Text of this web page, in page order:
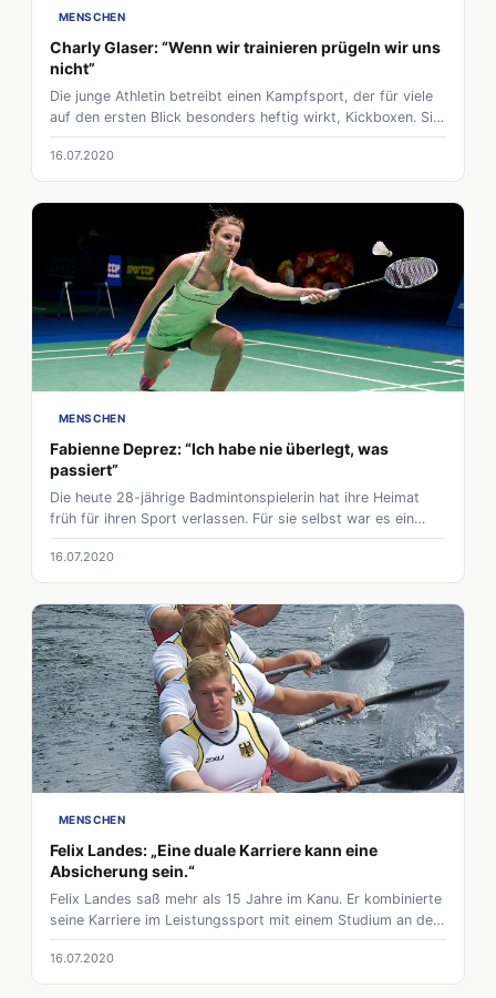
MENSCHEN
Charly Glaser: “Wenn wir trainieren prügeln wir uns
nicht”
Die junge Athletin betreibt einen Kampfsport, der für viele
auf den ersten Blick besonders heftig wirkt, Kickboxen. Sie
ist Teil der World Kickboxing and Karate Union und Trägerin
des Europameistertitels. Kampfsport mit Gewalt in
Verbindung zu bringen findet sie nicht richtig
16.07.2020
MENSCHEN
Fabienne Deprez: “Ich habe nie überlegt, was
passiert”
Die heute 28-jährige Badmintonspielerin hat ihre Heimat
früh für ihren Sport verlassen. Für sie selbst war es ein
großer Schritt, der neue Herausforderungen mit sich
brachte. Bis heute hat sich ihre Sicht auf sich selbst als
Sportlerin und ihren Kindheitstraum gewandelt.
16.07.2020
MENSCHEN
Felix Landes: „Eine duale Karriere kann eine
Absicherung sein.“
Felix Landes saß mehr als 15 Jahre im Kanu. Er kombinierte
seine Karriere im Leistungssport mit einem Studium an der
Universität Mannheim, was ihm aber nicht nur Bewunderer
für seine Disziplin zu dieser Dualen Karriere brachte. Heute
ist er froh den Weg gegangen zu sein.
16.07.2020